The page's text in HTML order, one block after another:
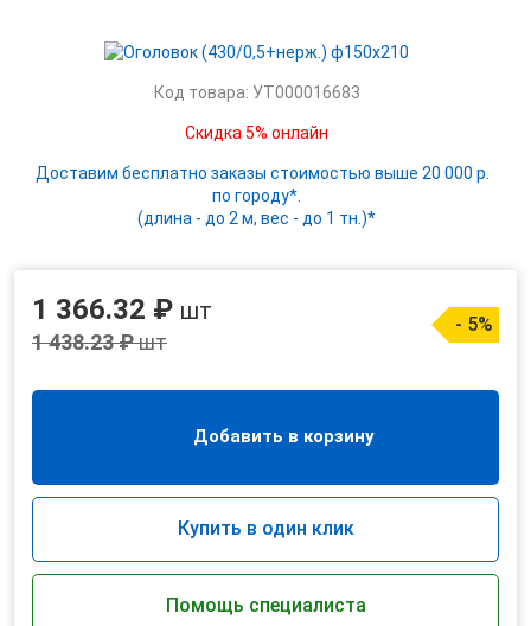
Код товара: УТ000016683
Скидка 5% онлайн
Доставим бесплатно заказы стоимостью выше 20 000 р.
по городу*.
(длина - до 2 м, вес - до 1 тн.)*
1 366.32 ₽ шт
1 438.23 ₽шт
- 5%
Добавить в корзину
Купить в один клик
Помощь специалиста